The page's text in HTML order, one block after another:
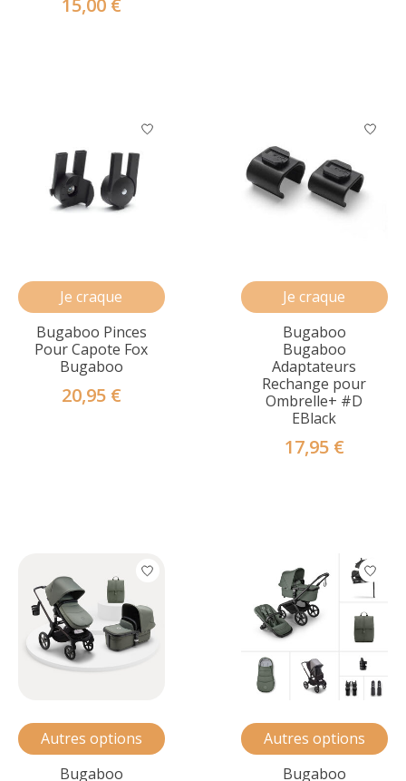
15,00 €
Je craque
Bugaboo Pinces
Pour Capote Fox
Bugaboo
20,95 €
Je craque
Bugaboo
Bugaboo
Adaptateurs
Rechange pour
Ombrelle+ #D
EBlack
17,95 €
Autres options
Bugaboo
Autres options
Bugaboo